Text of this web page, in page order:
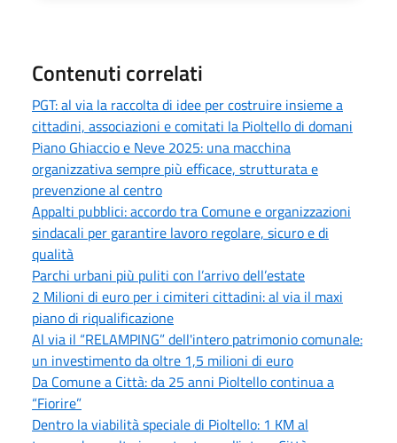
Contenuti correlati
PGT: al via la raccolta di idee per costruire insieme a
cittadini, associazioni e comitati la Pioltello di domani
Piano Ghiaccio e Neve 2025: una macchina
organizzativa sempre più efficace, strutturata e
prevenzione al centro
Appalti pubblici: accordo tra Comune e organizzazioni
sindacali per garantire lavoro regolare, sicuro e di
qualità
Parchi urbani più puliti con l’arrivo dell’estate
2 Milioni di euro per i cimiteri cittadini: al via il maxi
piano di riqualificazione
Al via il “RELAMPING” dell'intero patrimonio comunale:
un investimento da oltre 1,5 milioni di euro
Da Comune a Città: da 25 anni Pioltello continua a
“Fiorire”
Dentro la viabilità speciale di Pioltello: 1 KM al